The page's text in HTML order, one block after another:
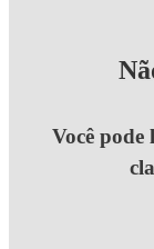
Você pode